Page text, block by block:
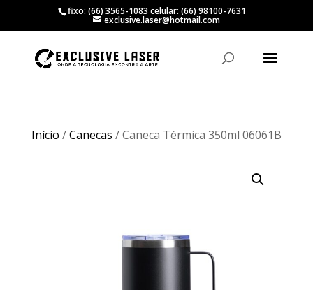
fixo: (66) 3565-1083 celular: (66) 98100-7631
exclusive.laser@hotmail.com
Início /Canecas / Caneca Térmica 350ml 06061B